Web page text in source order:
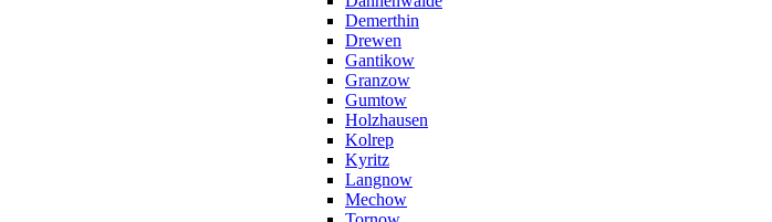
Demerthin
Drewen
Gantikow
Granzow
Gumtow
Holzhausen
Kolrep
Kyritz
Langnow
Mechow